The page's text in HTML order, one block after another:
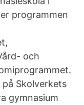
programmen
och
Skolverkets
gymnasium